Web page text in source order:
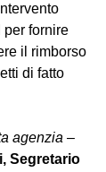
per fornire
il rimborso
di fatto
agenzia –
Segretario